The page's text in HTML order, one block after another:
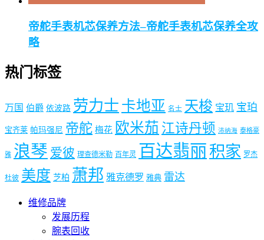
帝舵手表机芯保养方法–帝舵手表机芯保养全攻
略
热门标签
万国 伯爵 依波路 劳力士 卡地亚 名士 天梭 宝玑 宝珀
宝齐莱 帕玛强尼 帝舵 梅花 欧米茄 江诗丹顿 沛纳海 泰格豪
雅 浪琴 爱彼 理查德米勒 百年灵 百达翡丽 积家 罗杰
杜彼 美度 芝柏 萧邦 雅克德罗 雅典 雷达
维修品牌
发展历程
腕表回收